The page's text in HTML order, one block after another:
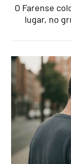
O Farense
lugar, no